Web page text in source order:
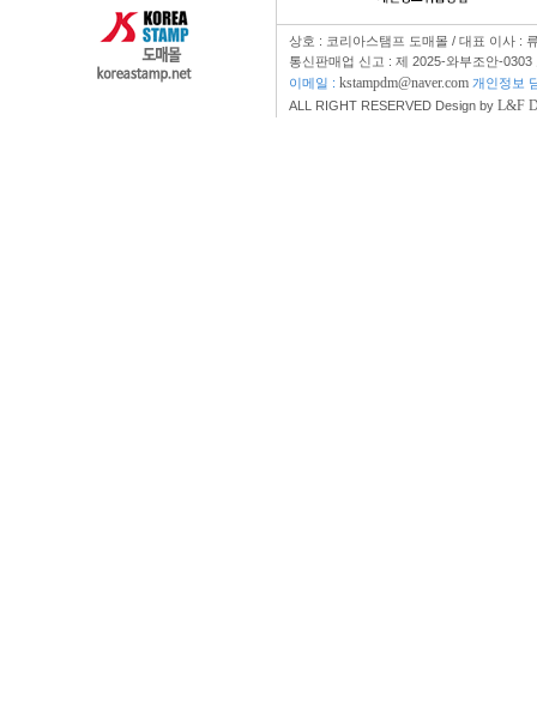
상호 : 코리아스탬프 도매몰 / 대표 이사 :
통신판매업 신고 : 제 2025-와부조안-
이메일 : kstampdm@naver.com 개인정보
ALL RIGHT RESERVED Design by L&F